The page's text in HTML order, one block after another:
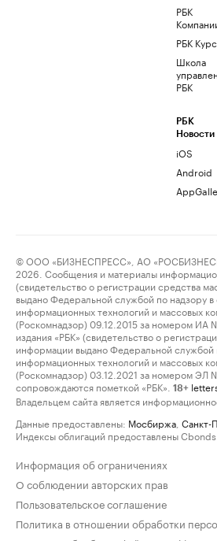
РБК
РБК
Школа
РБК
РБК
Новости
iOS
Android
© ООО «БИЗНЕСПРЕСС», АО
2026. Сообщения и материалы
(свидетельство о регистрации средства
выдано Федеральной службой по надзору в
информационных технологий и массовых
(Роскомнадзор) 09.12.2015 за номером ИА
издания «РБК» (свидетельство о
информации выдано Федеральной службой
информационных технологий и массовых
(Роскомнадзор) 03.12.2021 за номером
сопровождаются пометкой «РБК».
18+
Владельцем сайта является
Данные предоставлены: Мосбиржа Санкт-
Индексы облигаций предоставлены Cbonds.
Информация об ограничениях
О соблюдении авторских прав
Пользовательское соглашение
Политика в отношении обработки